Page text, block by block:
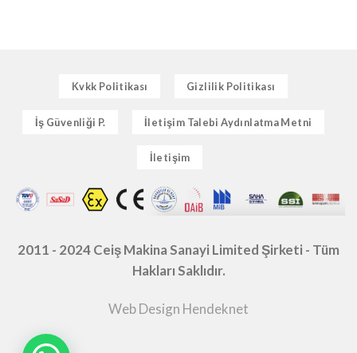
Kvkk Politikası Gizlilik Politikası
İş Güvenliği P. İletişim Talebi Aydınlatma Metni
İletişim
2011 - 2024 Ceiş Makina Sanayi Limited Şirketi - Tüm
Hakları Saklıdır.
Web Design Hendeknet